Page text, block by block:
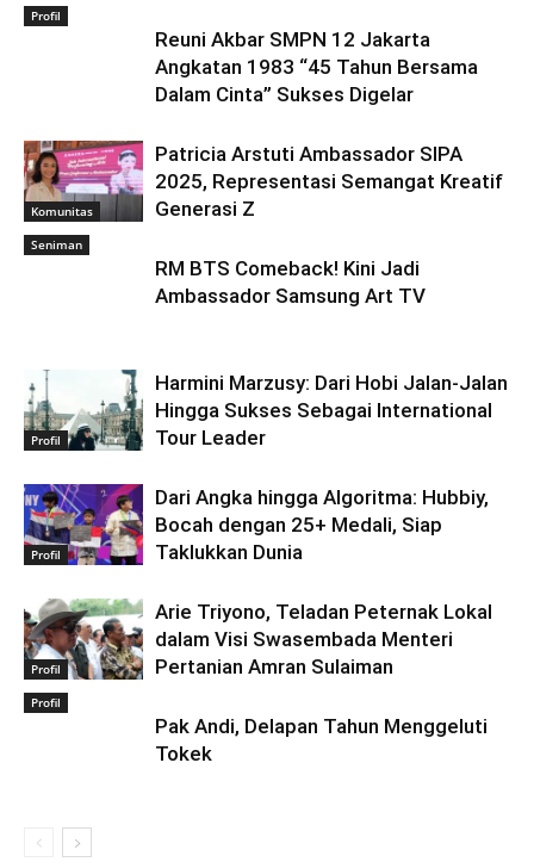
Profil
Reuni Akbar SMPN 12 Jakarta
Angkatan 1983 “45 Tahun Bersama
Dalam Cinta” Sukses Digelar
Komunitas
Patricia Arstuti Ambassador SIPA
2025, Representasi Semangat Kreatif
Generasi Z
Seniman
RM BTS Comeback! Kini Jadi
Ambassador Samsung Art TV
Profil
Harmini Marzusy: Dari Hobi Jalan-Jalan
Hingga Sukses Sebagai International
Tour Leader
Profil
Dari Angka hingga Algoritma: Hubbiy,
Bocah dengan 25+ Medali, Siap
Taklukkan Dunia
Profil
Arie Triyono, Teladan Peternak Lokal
dalam Visi Swasembada Menteri
Pertanian Amran Sulaiman
Profil
Pak Andi, Delapan Tahun Menggeluti
Tokek